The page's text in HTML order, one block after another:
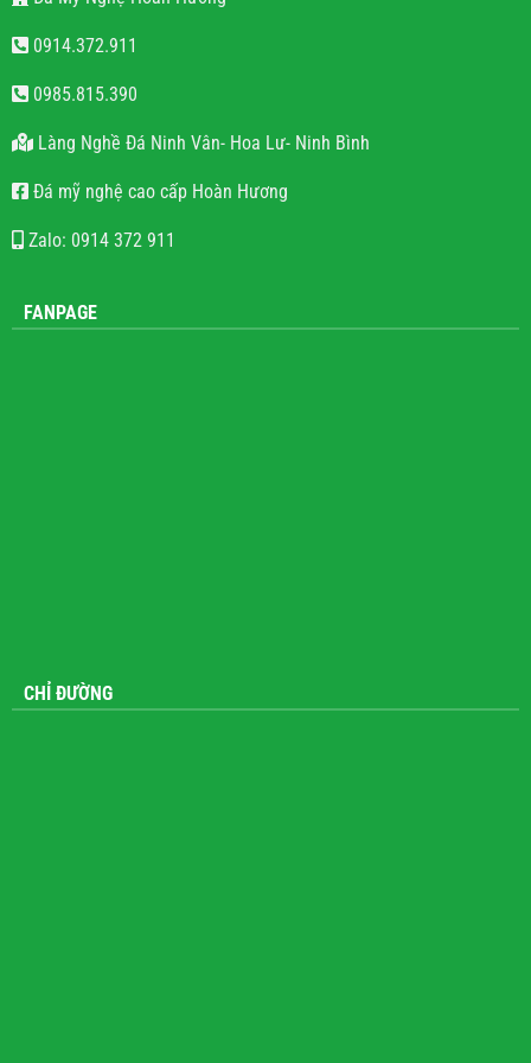
Đá Mỹ Nghệ Hoàn Hương
0914.372.911
0985.815.390
Làng Nghề Đá Ninh Vân- Hoa Lư- Ninh Bình
Đá mỹ nghệ cao cấp Hoàn Hương